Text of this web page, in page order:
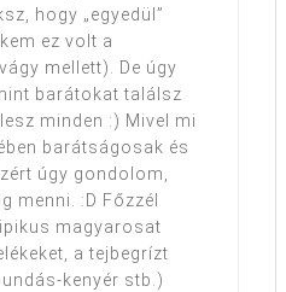
hogy „egyedül”
ez volt a
mellett). De úgy
barátokat találsz
minden :) Mivel mi
barátságosak és
úgy gondolom,
menni. :D Főzzél
magyarosat
a tejbegrízt
kenyér stb.)